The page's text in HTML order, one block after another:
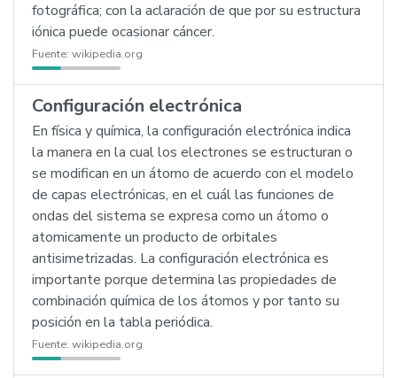
fotográfica; con la aclaración de que por su estructura
iónica puede ocasionar cáncer.
Fuente: wikipedia.org
Configuración electrónica
En física y química, la configuración electrónica indica
la manera en la cual los electrones se estructuran o
se modifican en un átomo de acuerdo con el modelo
de capas electrónicas, en el cuál las funciones de
ondas del sistema se expresa como un átomo o
atomicamente un producto de orbitales
antisimetrizadas. La configuración electrónica es
importante porque determina las propiedades de
combinación química de los átomos y por tanto su
posición en la tabla periódica.
Fuente: wikipedia.org